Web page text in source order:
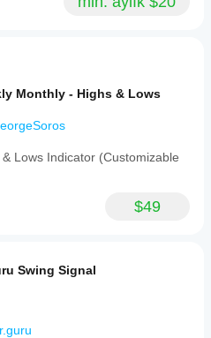
Monthly - Highs & Lows
Lows Indicator (Customizable
$49
Swing Signal